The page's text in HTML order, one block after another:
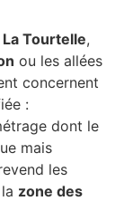
La Tourtelle,
ou les allées
concernent
:
dont le
mais
les
zone des